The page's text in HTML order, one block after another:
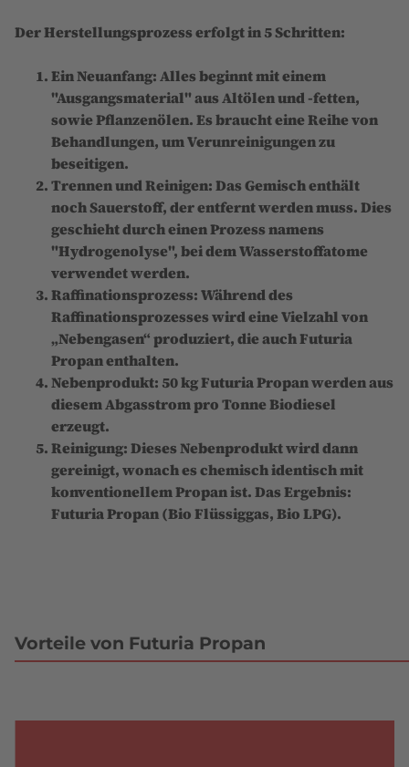
Der Herstellungsprozess erfolgt in 5 Schritten:
Ein Neuanfang: Alles beginnt mit einem
"Ausgangsmaterial" aus Altölen und -fetten,
sowie Pflanzenölen. Es braucht eine Reihe von
Behandlungen, um Verunreinigungen zu
beseitigen.
Trennen und Reinigen: Das Gemisch enthält
noch Sauerstoff, der entfernt werden muss. Dies
geschieht durch einen Prozess namens
"Hydrogenolyse", bei dem Wasserstoffatome
verwendet werden.
Raffinationsprozess: Während des
Raffinationsprozesses wird eine Vielzahl von
„Nebengasen“ produziert, die auch Futuria
Propan enthalten.
Nebenprodukt: 50 kg Futuria Propan werden aus
diesem Abgasstrom pro Tonne Biodiesel
erzeugt.
Reinigung: Dieses Nebenprodukt wird dann
gereinigt, wonach es chemisch identisch mit
konventionellem Propan ist. Das Ergebnis:
Futuria Propan (Bio Flüssiggas, Bio LPG).
Vorteile von Futuria Propan